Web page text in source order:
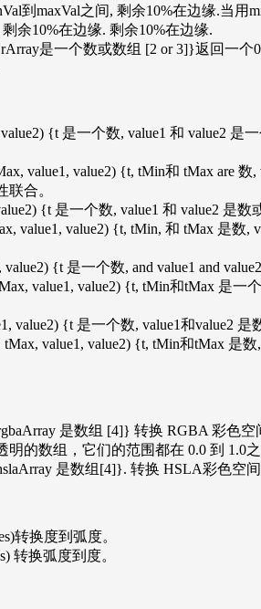
到maxVal之间, 剩余10%在边缘.当
余10%在边缘. 剩余10%在边缘.
是一个数或数组 [2 or 3]}返回一
value2) {t 是一个数, value1 和 value2
value1, value2) {t, tMin和 tMax are
联合。
{t 是一个数, value1 和 value2
value1, value2) {t, tMin, 和 tMax 是
value2) {t 是一个数, and value1 and
value1, value2) {t, tMin和tMax 是
value2) {t 是一个数, value1和value2
tMax, value1, value2) {t, tMin和tMax
是数组 [4]} 转换 RGBA 彩色
的数组，它们的范围都在 0.0 到 1.0之
是数组[4]}. 转换 HSLA彩色空
转换度到弧度。
转换弧度到度。